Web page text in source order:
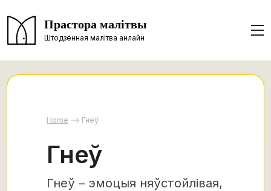
Прастора малітвы
Штодзённая малітва анлайн
Home Гнеў
Гнеў
Гнеў – эмоцыя няўстойлівая,